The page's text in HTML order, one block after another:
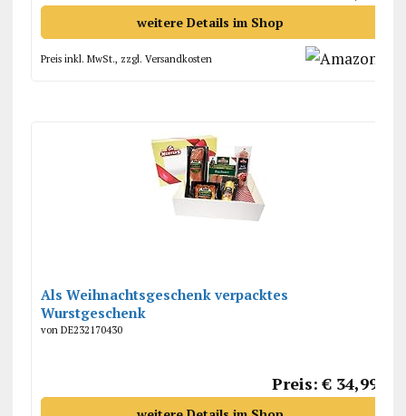
weitere Details im Shop
Preis inkl. MwSt., zzgl. Versandkosten
Als Weihnachtsgeschenk verpacktes
Wurstgeschenk
von DE232170430
Preis: € 34,99